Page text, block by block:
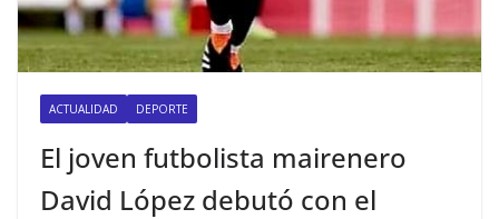
ACTUALIDAD DEPORTE
El joven futbolista mairenero
David López debutó con el